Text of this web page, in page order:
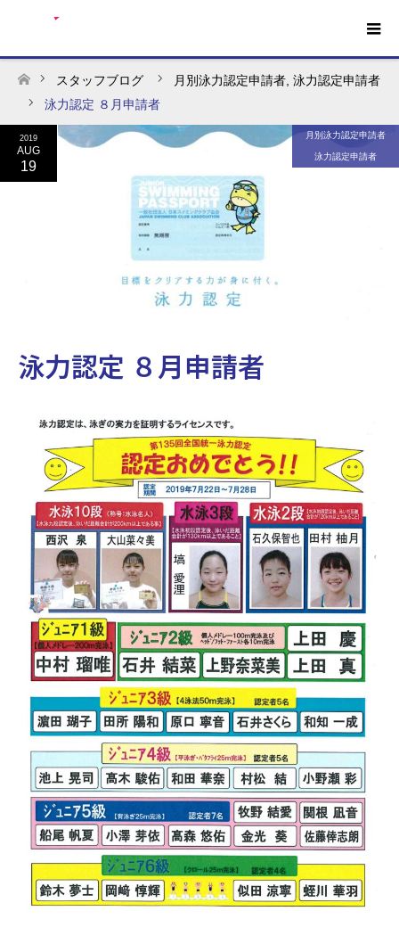
ホーム
スタッフブログ 月別泳力認定申請者 泳力認定申請者
泳力認定 ８月申請者
2019
AUG
19
月別泳力認定申請者
泳力認定申請者
泳力認定 ８月申請者